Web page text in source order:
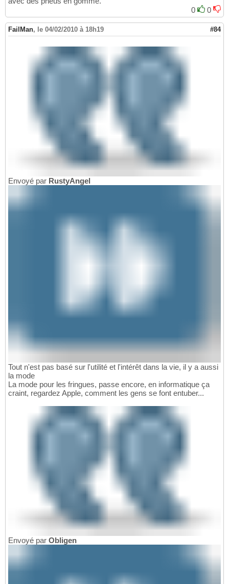
0
0
FailMan, le 04/02/2010 à 18h19 #84
Envoyé par RustyAngel
Tout n'est pas basé sur l'utilité et l'intérêt dans la vie, il y a aussi
la mode
La mode pour les fringues, passe encore, en informatique ça
craint, regardez Apple, comment les gens se font entuber...
Envoyé par Obligen